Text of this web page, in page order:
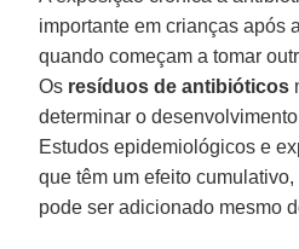
importante em crianças após
quando começam a tomar
Os resíduos de antibióticos
determinar o
Estudos epidemiológicos e
que têm um efeito
pode ser adicionado mesmo